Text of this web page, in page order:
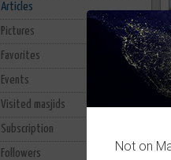
Articles
Pictures
Favorites 20
Events
Visited masjids
Subscription
Followers 15
Not on